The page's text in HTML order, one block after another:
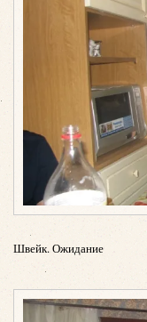
Швейк. Ожидание